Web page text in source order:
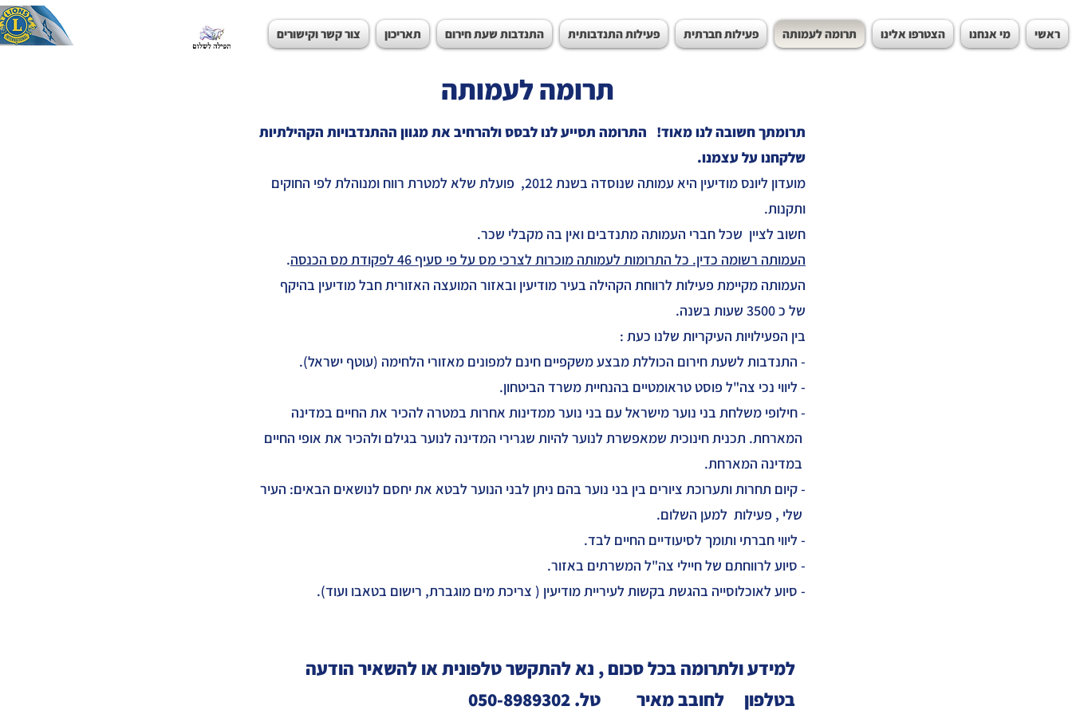
ראשי מי אנחנו הצטרפו אלינו תרומה לעמותה פעילות חברתית פעילות התנדבותית התנדבות שעת חירום תאריכון צור קשר וקישורים
תרומה לעמותה
תרומתך חשובה לנו מאוד!
התרומה תסייע לנו לבסס ולהרחיב את מגוון ההתנדבויות הקהילתיות
שלקחנו על עצמנו.
מועדון ליונס מודיעין היא עמותה שנוסדה בשנת 2012, פועלת שלא למטרת רווח ומנוהלת לפי החוקים
ותקנות.
חשוב לציין שכל חברי העמותה מתנדבים ואין בה מקבלי שכר.
העמותה רשומה כדין. כל התרומות לעמותה מוכרות לצרכי מס על פי סעיף 46 לפקודת מס הכנסה
.
העמותה מקיימת פעילות לרווחת הקהילה בעיר מודיעין ובאזור המועצה האזורית חבל מודיעין בהיקף
של כ 3500 שעות בשנה.
בין הפעילויות העיקריות שלנו כעת :
- התנדבות לשעת חירום הכוללת מבצע משקפיים חינם למפונים מאזורי הלחימה (עוטף ישראל).
- ליווי נכי צה"ל פוסט טראומטיים בהנחיית משרד הביטחון.
- חילופי משלחת בני נוער מישראל עם בני נוער ממדינות אחרות במטרה להכיר את החיים במדינה
המארחת. תכנית חינוכית שמאפשרת לנוער להיות שגרירי המדינה לנוער בגילם ולהכיר את אופי החיים
במדינה המארחת.
- קיום תחרות ותערוכת ציורים בין בני נוער בהם ניתן לבני הנוער לבטא את יחסם לנושאים הבאים: העיר
שלי , פעילות למען השלום.
- ליווי חברתי ותומך לסיעודיים החיים לבד.
- סיוע לרווחתם של חיילי צה"ל המשרתים באזור.
- סיוע לאוכלוסייה בהגשת בקשות לעיריית מודיעין ( צריכת מים מוגברת, רישום בטאבו ועוד).
למידע ולתרומה בכל סכום , נא להתקשר טלפונית או להשאיר הודעה
בטלפון לחובב מאיר טל. 050-8989302